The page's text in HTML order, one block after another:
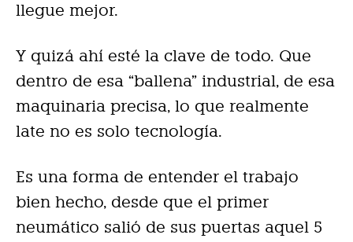
llegue mejor.
Y quizá ahí esté la clave de todo. Que
dentro de esa “ballena” industrial, de esa
maquinaria precisa, lo que realmente
late no es solo tecnología.
Es una forma de entender el trabajo
bien hecho, desde que el primer
neumático salió de sus puertas aquel 5